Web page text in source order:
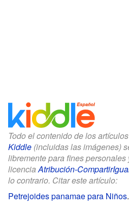
Todo el contenido de los
Kiddle (incluidas las imágenes)
libremente para fines
licenciaAtribución-
lo contrario. Citar este artículo:
Petrejoides panamae para Niños.